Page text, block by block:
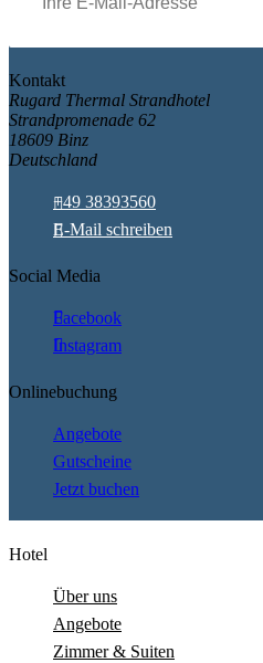
Kontakt
Rugard Thermal Strandhotel
Strandpromenade 62
18609 Binz
Deutschland
+49 38393560
E-Mail schreiben
Social Media
Facebook
Instagram
Onlinebuchung
Angebote
Gutscheine
Jetzt buchen
Hotel
Über uns
Angebote
Zimmer & Suiten